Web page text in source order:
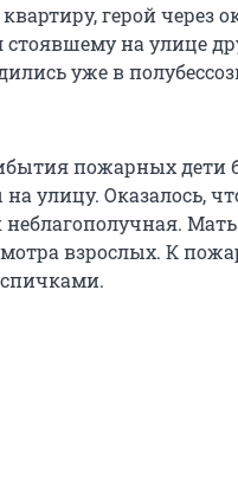
герой через
на улице
уже в
пожарных дети
улицу. Оказалось,
взрослых. К